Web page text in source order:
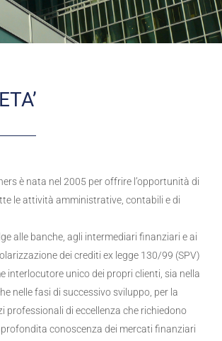
è nata nel 2005 per offrire l’opportunità di
le attività amministrative, contabili e di
alle banche, agli intermediari finanziari e ai
dei crediti ex legge 130/99 (SPV)
interlocutore unico dei propri clienti, sia nella
nelle fasi di successivo sviluppo, per la
professionali di eccellenza che richiedono
conoscenza dei mercati finanziari